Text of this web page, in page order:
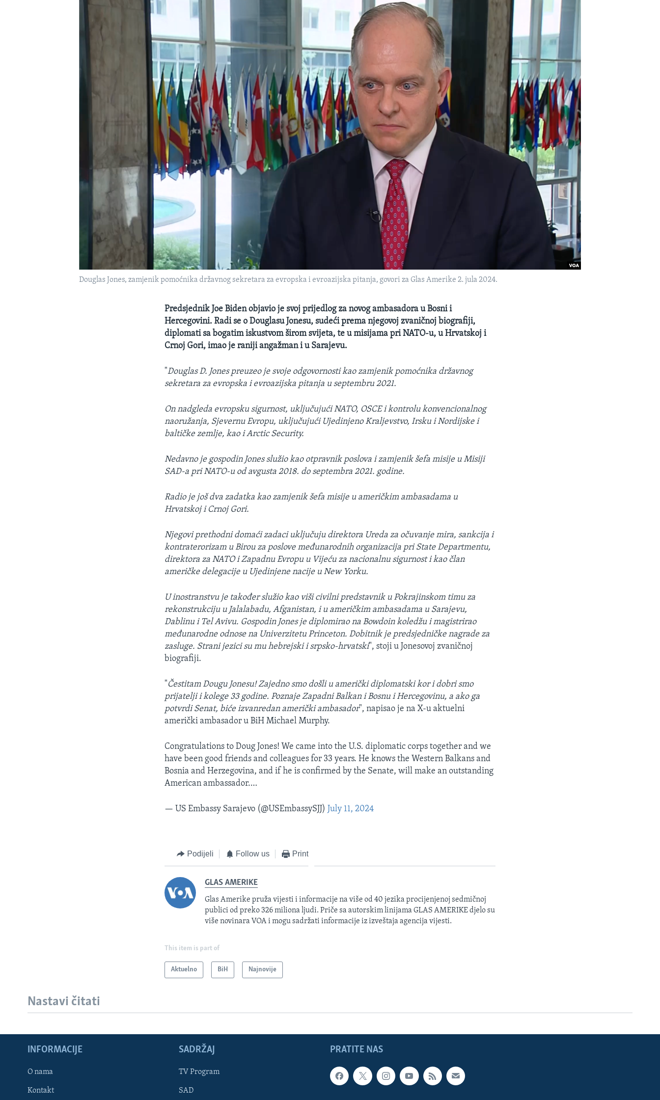
Learning English
Douglas Jones, zamjenik pomoćnika državnog sekretara za evropska i evroazijska pitanja, govori za Glas Amerike 2. jula 2024.
Predsjednik Joe Biden objavio je svoj prijedlog za novog ambasadora u Bosni i
Hercegovini. Radi se o Douglasu Jonesu, sudeći prema njegovoj zvaničnoj biografiji,
diplomati sa bogatim iskustvom širom svijeta, te u misijama pri NATO-u, u Hrvatskoj i
Crnoj Gori, imao je raniji angažman i u Sarajevu.
"Douglas D. Jones preuzeo je svoje odgovornosti kao zamjenik pomoćnika državnog
sekretara za evropska i evroazijska pitanja u septembru 2021.
On nadgleda evropsku sigurnost, uključujući NATO, OSCE i kontrolu konvencionalnog
naoružanja, Sjevernu Evropu, uključujući Ujedinjeno Kraljevstvo, Irsku i Nordijske i
baltičke zemlje, kao i Arctic Security.
Nedavno je gospodin Jones služio kao otpravnik poslova i zamjenik šefa misije u Misiji
SAD-a pri NATO-u od avgusta 2018. do septembra 2021. godine.
Radio je još dva zadatka kao zamjenik šefa misije u američkim ambasadama u
Hrvatskoj i Crnoj Gori.
Njegovi prethodni domaći zadaci uključuju direktora Ureda za očuvanje mira, sankcija i
kontraterorizam u Birou za poslove međunarodnih organizacija pri State Departmentu,
direktora za NATO i Zapadnu Evropu u Vijeću za nacionalnu sigurnost i kao član
američke delegacije u Ujedinjene nacije u New Yorku.
U inostranstvu je također služio kao viši civilni predstavnik u Pokrajinskom timu za
rekonstrukciju u Jalalabadu, Afganistan, i u američkim ambasadama u Sarajevu,
Dablinu i Tel Avivu. Gospodin Jones je diplomirao na Bowdoin koledžu i magistrirao
međunarodne odnose na Univerzitetu Princeton. Dobitnik je predsjedničke nagrade za
zasluge. Strani jezici su mu hebrejski i srpsko-hrvatski", stoji u Jonesovoj zvaničnoj
biografiji.
"Čestitam Dougu Jonesu! Zajedno smo došli u američki diplomatski kor i dobri smo
prijatelji i kolege 33 godine. Poznaje Zapadni Balkan i Bosnu i Hercegovinu, a ako ga
potvrdi Senat, biće izvanredan američki ambasador", napisao je na X-u aktuelni
američki ambasador u BiH Michael Murphy.
Congratulations to Doug Jones! We came into the U.S. diplomatic corps together and we
have been good friends and colleagues for 33 years. He knows the Western Balkans and
Bosnia and Herzegovina, and if he is confirmed by the Senate, will make an outstanding
American ambassador.…
— US Embassy Sarajevo (@USEmbassySJJ) July 11, 2024
Podijeli Follow us Print
GLAS AMERIKE
Glas Amerike pruža vijesti i informacije na više od 40 jezika procijenjenoj sedmičnoj
publici od preko 326 miliona ljudi. Priče sa autorskim linijama GLAS AMERIKE djelo su
više novinara VOA i mogu sadržati informacije iz izveštaja agencija vijesti.
This item is part of
Aktuelno BiH Najnovije
Nastavi čitati
PRATITE NAS
INFORMACIJE
O nama
Kontakt
SADRŽAJ
TV Program
SAD